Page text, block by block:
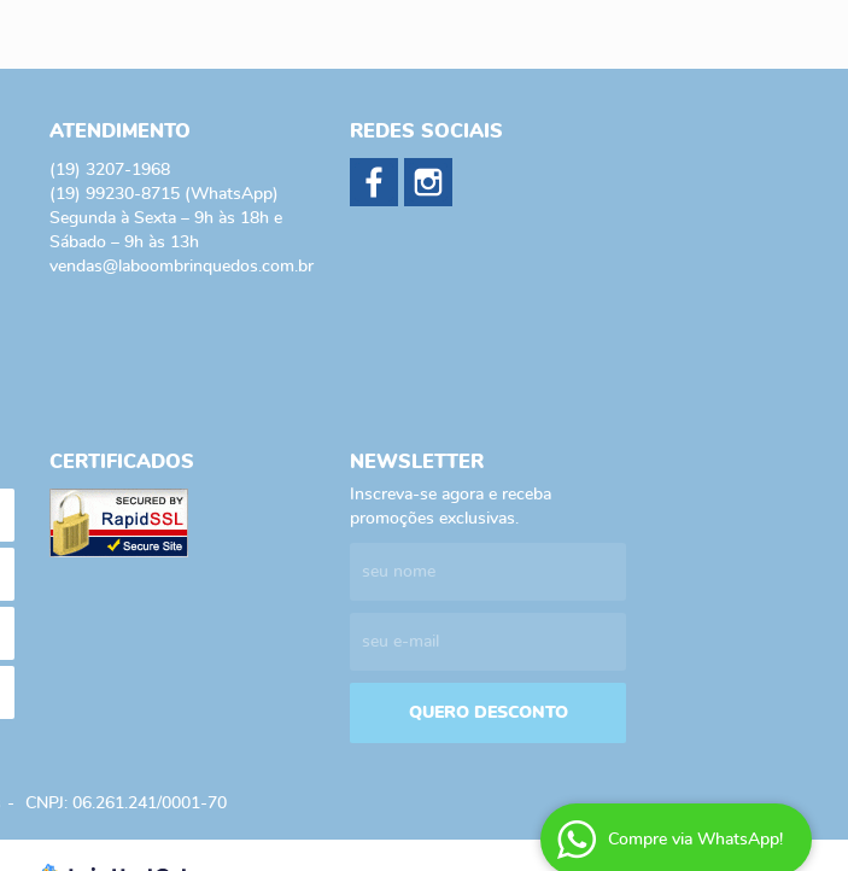
ATENDIMENTO
(19) 3207-1968
(19) 99230-8715 (WhatsApp)
Segunda à Sexta – 9h às 18h e
Sábado – 9h às 13h
vendas@laboombrinquedos.com.br
REDES SOCIAIS
CERTIFICADOS NEWSLETTER
Inscreva-se agora e receba
promoções exclusivas.
QUERO DESCONTO
CNPJ: 06.261.241/0001-70
Compre via WhatsApp!